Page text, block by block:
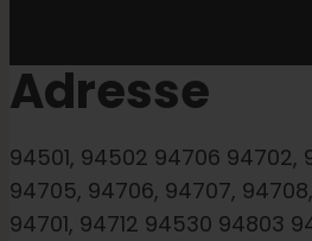
Adresse
94501, 94502 94706 94702,
94705, 94706, 94707,
94701, 94712 94530 94803